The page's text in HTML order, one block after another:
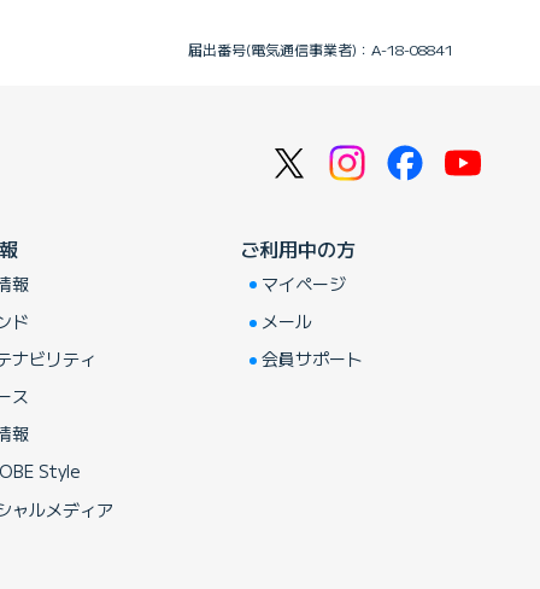
届出番号(電気通信事業者)：A-18-08841
報
ド
ナビリティ
ス
報
Style
ャルメディア
ご利用中の方
マイページ
メール
会員サポート